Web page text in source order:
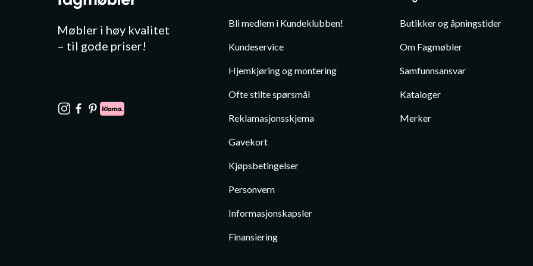
Møbler i høy kvalitet
– til gode priser!
Bli medlem i Kundeklubben!
Kundeservice
Hjemkjøring og montering
Ofte stilte spørsmål
Reklamasjonsskjema
Gavekort
Kjøpsbetingelser
Personvern
Informasjonskapsler
Finansiering
Butikker og åpningstider
Om Fagmøbler
Samfunnsansvar
Kataloger
Merker